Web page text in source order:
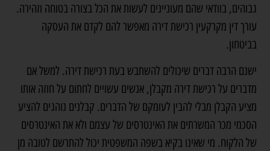
גבוהים, בוודאי שהם מעוניינים לעשות את הכל בצורה בטוחה וזהירה.
עורך דין מקרקעין רכישת דירה מאפשר להם לקדם את העסקה
בביטחון.
ישנם הרבה דברים שיכולים להשתבש בעת רכישת דירה. למשל אם
מדברים על רכישת דירה מקבלן, אנשים עשויים לחתום על חוזה אותו
מציע הקבלן מבלי להבין לעומקם של הדברים. קבלנים נוהגים להציע
הסכמי מכר המשרתים את האינטרסים של עצמם ולא את האינטרסים
של הלקוח. מי שאינו בקיא בשפה המשפטית יכול להתרשם לטובה מן